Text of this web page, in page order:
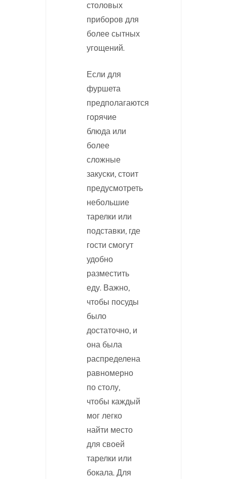
столовых
приборов для
более сытных
угощений.
Если для
фуршета
предполагаются
горячие
блюда или
более
сложные
закуски, стоит
предусмотреть
небольшие
тарелки или
подставки, где
гости смогут
удобно
разместить
еду. Важно,
чтобы посуды
было
достаточно, и
она была
распределена
равномерно
по столу,
чтобы каждый
мог легко
найти место
для своей
тарелки или
бокала. Для